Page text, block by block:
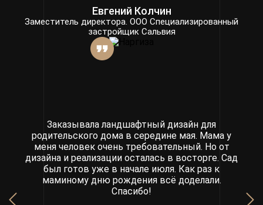
Евгений Колчин
Заместитель директора. ООО Специализированный
застройщик Сальвия
Заказывала ландшафтный дизайн для
родительского дома в середине мая. Мама у
меня человек очень требовательный. Но от
дизайна и реализации осталась в восторге. Сад
был готов уже в начале июля. Как раз к
маминому дню рождения всё доделали.
Спасибо!